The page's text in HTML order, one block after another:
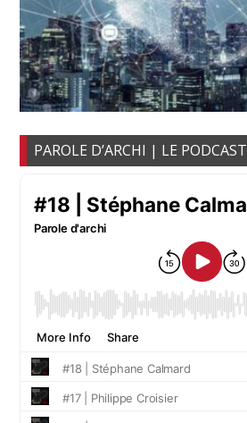
PAROLE D’ARCHI | LE PODCAST